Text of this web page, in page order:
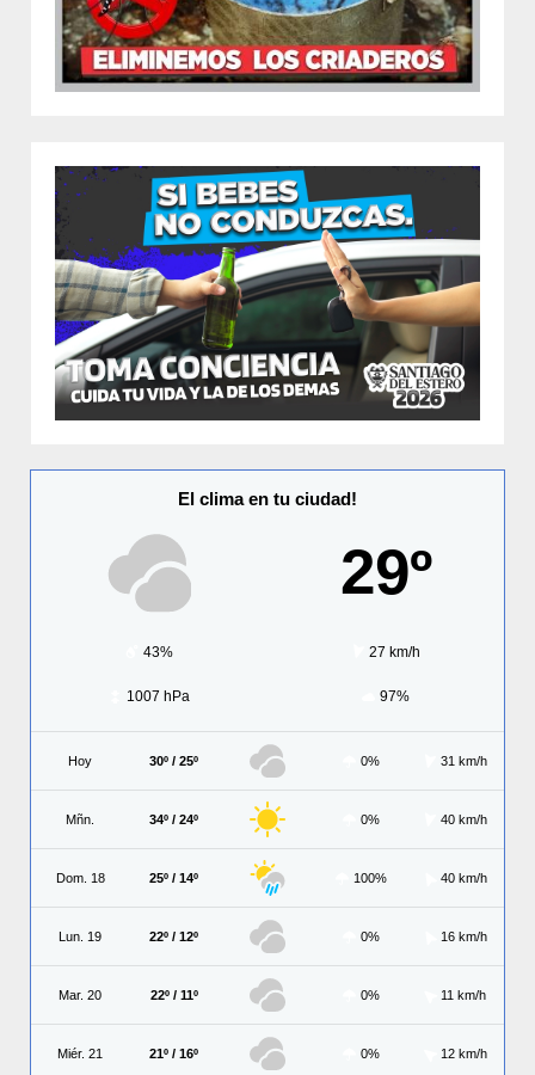
El clima en tu ciudad!
29º
43% 27 km/h
1007 hPa 97%
Hoy 30º / 25º 0% 31 km/h
Mñn. 34º / 24º 0% 40 km/h
Dom. 18 25º / 14º 100% 40 km/h
Lun. 19 22º / 12º 0% 16 km/h
Mar. 20 22º / 11º 0% 11 km/h
Miér. 21 21º / 16º 0% 12 km/h